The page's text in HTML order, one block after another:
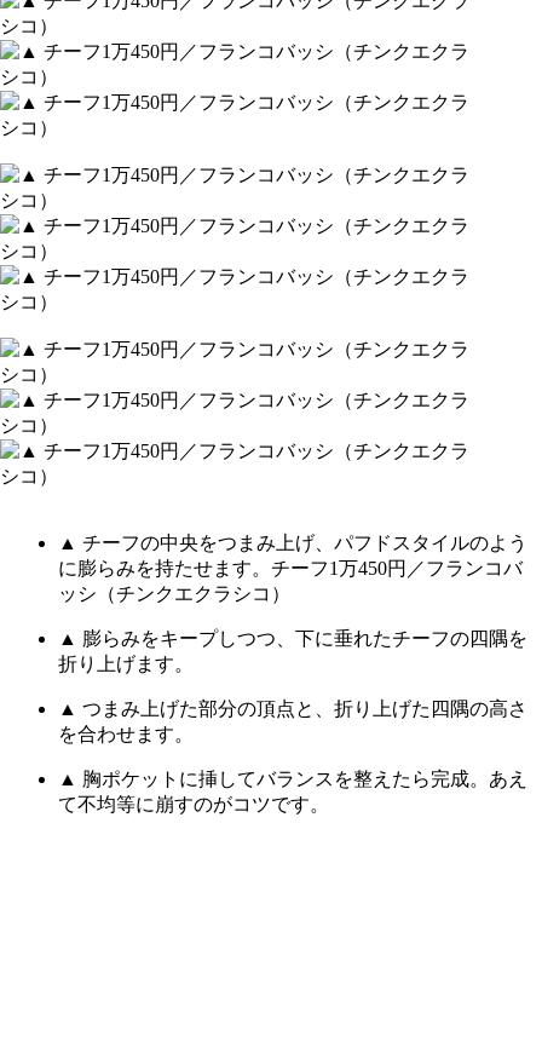
▲ チーフの中央をつまみ上げ、パフドスタイルのよう
に膨らみを持たせます。チーフ1万450円／フランコバ
ッシ（チンクエクラシコ）
▲ 膨らみをキープしつつ、下に垂れたチーフの四隅を
折り上げます。
▲ つまみ上げた部分の頂点と、折り上げた四隅の高さ
を合わせます。
▲ 胸ポケットに挿してバランスを整えたら完成。あえ
て不均等に崩すのがコツです。